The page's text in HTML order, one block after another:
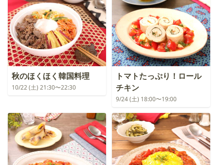
秋のほくほく韓国料理
10/22 (土) 21:30〜22:30
トマトたっぷり！ロール
チキン
9/24 (土) 18:00〜19:00